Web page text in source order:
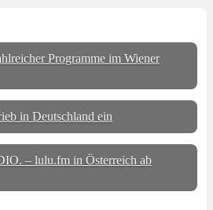
Programme im Wiener
in Deutschland ein
– lulu.fm in Österreich ab